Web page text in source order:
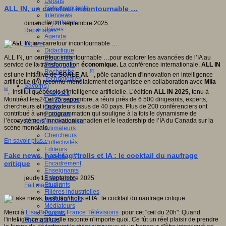
Faits marquants
Interviews
Reportages
Brèves
Agenda
Innover
Didactique
Dispositifs
Pédagogie
Recherche
Technologies
Savoir(s)
Analyses
Conférences
Outils
Pratiques
Acteurs de l'éducation
Animateurs
Chercheurs
Collectivités
Editeurs
EdTech
Encadrement
Enseignants
Entreprises
Etudiants
Filières industrielles
Institutionnels
Médiateurs
Parents
Thématiques
ALL IN, un carrefour incontournable …
dimanche, 28 septembre 2025
Reportages
ALL IN, un carrefour incontournable …pour explorer les avancées de l’IA au
service de la transformation économique. La conférence internationale, ALL IN
est une initiative deSCALE AI.
[i]
, pôle canadien d'innovation en intelligence
artificielle (IA) reconnu mondialement et organisée en collaboration avec Mila
[ii]
, Institut québécois d'intelligence artificielle. L’édition ALL IN 2025, tenu à
Montréal les 24 et 25 septembre, a réuni près de 6 500 dirigeants, experts,
chercheurs et innovateurs issus de 40 pays. Plus de 200 conférenciers ont
contribué à une programmation qui souligne à la fois le dynamisme de
l’écosystème d’innovation canadien et le leadership de l’IA du Canada sur la
scène mondiale.
En savoir plus...
Fake news, hashtag#trolls et IA : le cocktail du naufrage
critique
jeudi, 18 septembre 2025
Fait marquant
Merci à Lisa Beaujour, France Télévisions pour cet "œil du 20h": Quand
l'intelligence artificielle raconte n'importe quoi. Ce fût un réel plaisir de prendre